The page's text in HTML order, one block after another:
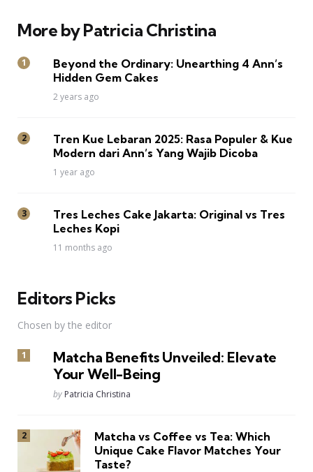
More by Patricia Christina
Beyond the Ordinary: Unearthing 4 Ann’s
Hidden Gem Cakes
2 years ago
Tren Kue Lebaran 2025: Rasa Populer & Kue
Modern dari Ann’s Yang Wajib Dicoba
1 year ago
Tres Leches Cake Jakarta: Original vs Tres
Leches Kopi
11 months ago
Editors Picks
Chosen by the editor
Matcha Benefits Unveiled: Elevate
Your Well-Being
Posted
by Patricia Christina
Matcha vs Coffee vs Tea: Which
Unique Cake Flavor Matches Your
Taste?